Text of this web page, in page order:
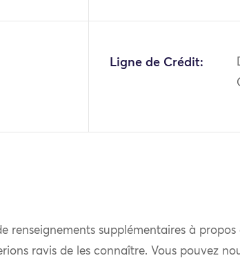
Ligne de Crédit:
renseignements supplémentaires à propos
ravis de les connaître. Vous pouvez